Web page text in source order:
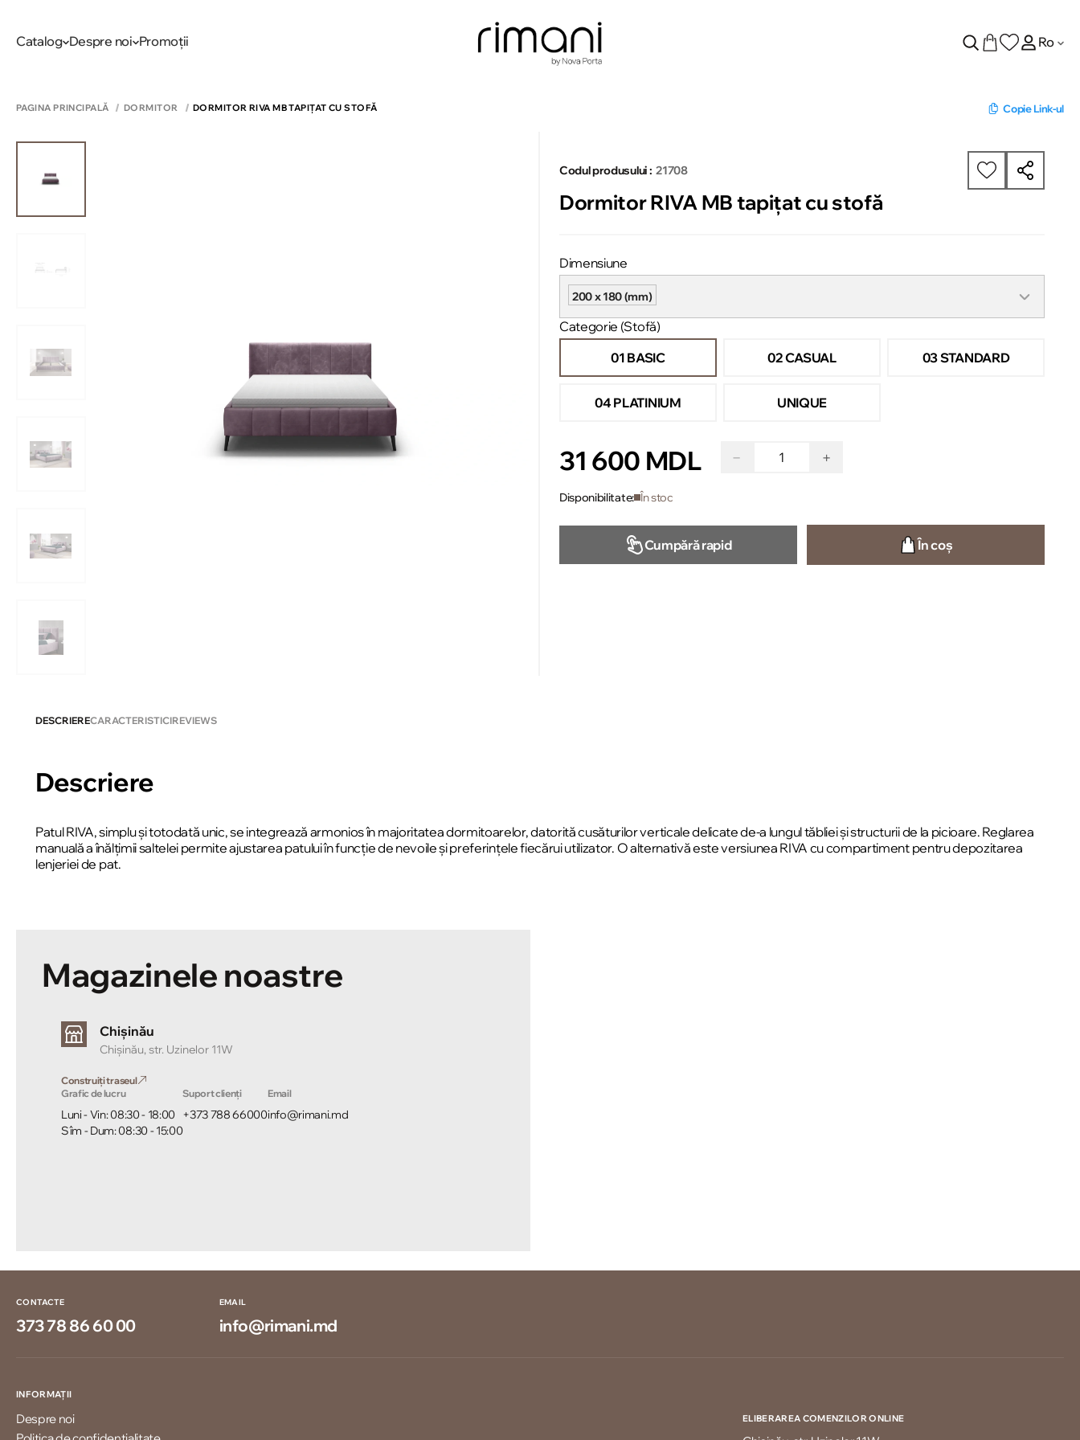
Catalog Despre noi Promoții Ro
PAGINA PRINCIPALĂ DORMITOR DORMITOR RIVA MB TAPIȚAT CU STOFĂ Copie Link-ul
Codul produsului : 21708
Dormitor RIVA MB tapițat cu stofă
Dimensiune
200 x 180 (mm)
Categorie (Stofă)
01 BASIC
02 CASUAL 03 STANDARD
04 PLATINIUM UNIQUE
31 600 MDL − +
Disponibilitate: În stoc
Cumpără rapid În coș
DESCRIERECARACTERISTICIREVIEWS
Descriere
Patul RIVA, simplu și totodată unic, se integrează armonios în majoritatea dormitoarelor, datorită cusăturilor verticale delicate de-a lungul tăbliei și structurii de la picioare. Reglarea
manuală a înălțimii saltelei permite ajustarea patului în funcție de nevoile și preferințele fiecărui utilizator. O alternativă este versiunea RIVA cu compartiment pentru depozitarea
lenjeriei de pat.
Magazinele noastre
Chișinău
Chișinău, str. Uzinelor 11W
Construiți traseul
Grafic de lucru
Luni - Vin: 08:30 - 18:00
Sîm - Dum: 08:30 - 15:00
Suport clienți
+373 788 66000
Email
info@rimani.md
CONTACTE
373 78 86 60 00
EMAIL
info@rimani.md
INFORMAȚII
Despre noi
ELIBERAREA COMENZILOR ONLINE